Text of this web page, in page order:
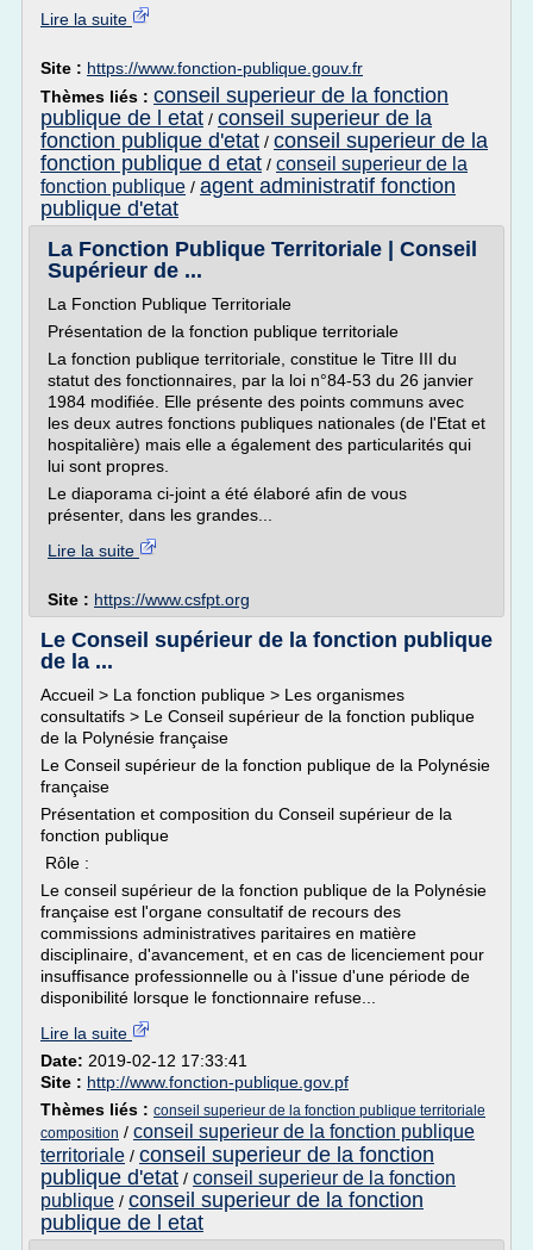
Lire la suite
Site : https://www.fonction-publique.gouv.fr
Thèmes liés : conseil superieur de la fonction
publique de l etat / conseil superieur de la
fonction publique d'etat / conseil superieur de la
fonction publique d etat / conseil superieur de la
fonction publique / agent administratif fonction
publique d'etat
La Fonction Publique Territoriale | Conseil
Supérieur de ...
La Fonction Publique Territoriale
Présentation de la fonction publique territoriale
La fonction publique territoriale, constitue le Titre III du
statut des fonctionnaires, par la loi n°84-53 du 26 janvier
1984 modifiée. Elle présente des points communs avec
les deux autres fonctions publiques nationales (de l'Etat et
hospitalière) mais elle a également des particularités qui
lui sont propres.
Le diaporama ci-joint a été élaboré afin de vous
présenter, dans les grandes...
Lire la suite
Site : https://www.csfpt.org
Le Conseil supérieur de la fonction publique
de la ...
Accueil > La fonction publique > Les organismes
consultatifs > Le Conseil supérieur de la fonction publique
de la Polynésie française
Le Conseil supérieur de la fonction publique de la Polynésie
française
Présentation et composition du Conseil supérieur de la
fonction publique
Rôle :
Le conseil supérieur de la fonction publique de la Polynésie
française est l'organe consultatif de recours des
commissions administratives paritaires en matière
disciplinaire, d'avancement, et en cas de licenciement pour
insuffisance professionnelle ou à l'issue d'une période de
disponibilité lorsque le fonctionnaire refuse...
Lire la suite
Date: 2019-02-12 17:33:41
Site : http://www.fonction-publique.gov.pf
Thèmes liés : conseil superieur de la fonction publique territoriale
composition / conseil superieur de la fonction publique
territoriale / conseil superieur de la fonction
publique d'etat / conseil superieur de la fonction
publique / conseil superieur de la fonction
publique de l etat